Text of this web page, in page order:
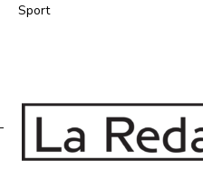
Sport